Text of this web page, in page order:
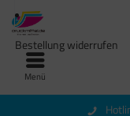
Menü
Bestellung widerrufen